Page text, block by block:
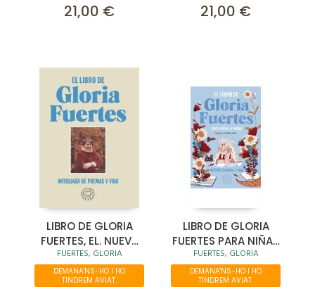
21,00 € 21,00 €
LIBRO DE GLORIA
FUERTES, EL. NUEVA
EDICIÓN
FUERTES, GLORIA
DEMANA'NS-HO I HO
TINDREM AVIAT.
LIBRO DE GLORIA
FUERTES PARA NIÑAS
Y NIÑOS, EL
FUERTES, GLORIA
DEMANA'NS-HO I HO
TINDREM AVIAT.